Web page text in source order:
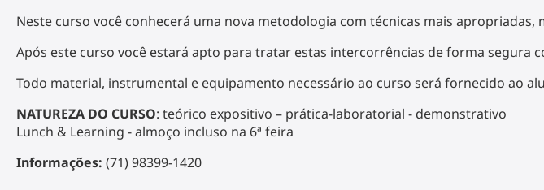
Neste curso você conhecerá uma nova metodologia com técnicas mais
Após este curso você estará apto para tratar estas intercorrências de forma segura
Todo material, instrumental e equipamento necessário ao curso será fornecido ao
NATUREZA DO CURSO: teórico expositivo – prática-laboratorial - demonstrativo
Lunch & Learning - almoço incluso na 6ª feira
Informações: (71) 98399-1420